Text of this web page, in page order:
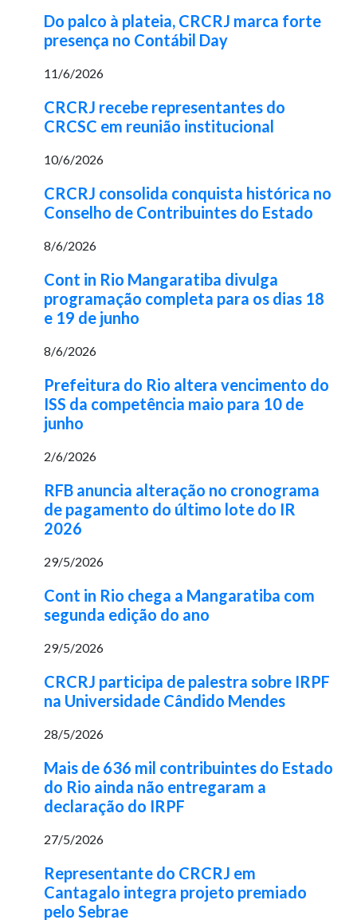
Do palco à plateia, CRCRJ marca forte
presença no Contábil Day
11/6/2026
CRCRJ recebe representantes do
CRCSC em reunião institucional
10/6/2026
CRCRJ consolida conquista histórica no
Conselho de Contribuintes do Estado
8/6/2026
Cont in Rio Mangaratiba divulga
programação completa para os dias 18
e 19 de junho
8/6/2026
Prefeitura do Rio altera vencimento do
ISS da competência maio para 10 de
junho
2/6/2026
RFB anuncia alteração no cronograma
de pagamento do último lote do IR
2026
29/5/2026
Cont in Rio chega a Mangaratiba com
segunda edição do ano
29/5/2026
CRCRJ participa de palestra sobre IRPF
na Universidade Cândido Mendes
28/5/2026
Mais de 636 mil contribuintes do Estado
do Rio ainda não entregaram a
declaração do IRPF
27/5/2026
Representante do CRCRJ em
Cantagalo integra projeto premiado
pelo Sebrae